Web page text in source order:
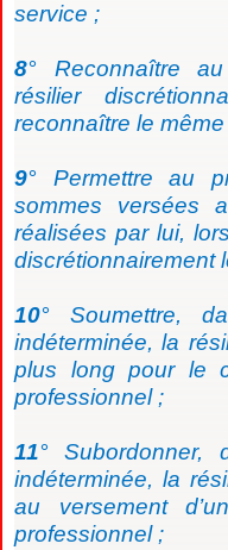
service ;
8° Reconnaître
résilier
reconnaître le
9° Permettre au
sommes versées
réalisées par lui,
discrétionnairement
10° Soumettre,
indéterminée, la
plus long pour le
professionnel ;
11° Subordonner,
indéterminée, la
au versement
professionnel ;